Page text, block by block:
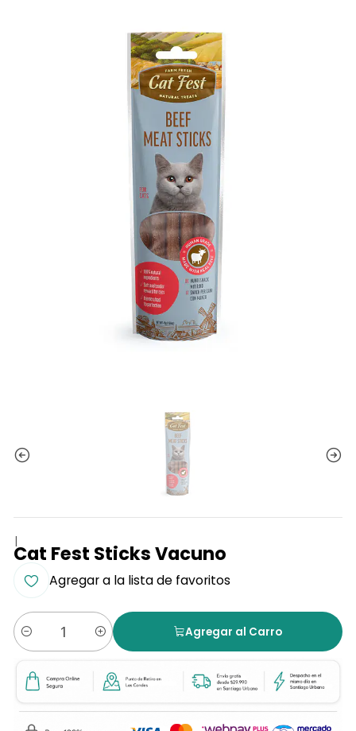
|
Cat Fest Sticks Vacuno
Agregar a la lista de favoritos
Cantidad
Agregar al Carro